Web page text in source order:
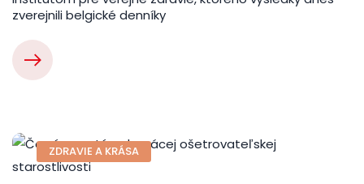
zverejnili belgické denníky
ZDRAVIE A KRÁSA